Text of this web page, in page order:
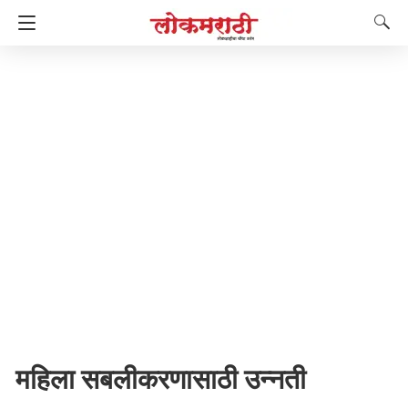
महिला सबलीकरणासाठी उन्नती